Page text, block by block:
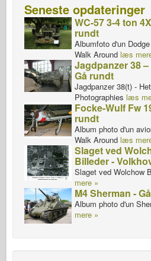
Seneste opdateringer
WC-57 3-4 ton
rundt
Albumfoto d'un
Walk Around læs
Jagdpanzer 38 –
Gå rundt
Jagdpanzer 38(t) -
Photographies læs
Focke-Wulf Fw
rundt
Album photo d'un
Walk Around læs
Slaget ved
Billeder -
Slaget ved Wolchow
mere »
M4 Sherman -
Album photo d'un
mere »